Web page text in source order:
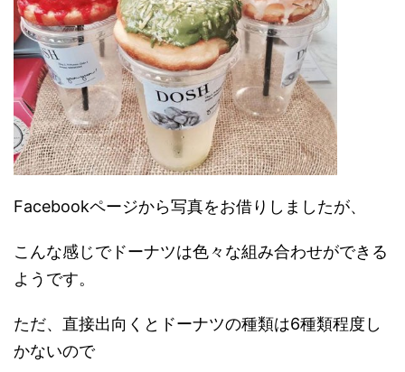
Facebookページから写真をお借りしましたが、
こんな感じでドーナツは色々な組み合わせができる
ようです。
ただ、直接出向くとドーナツの種類は6種類程度し
かないので